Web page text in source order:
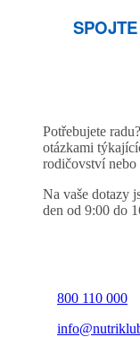
Potřebujete
otázkami
rodičovství
Na vaše dotazy
den od 9:00 do
800 110 000